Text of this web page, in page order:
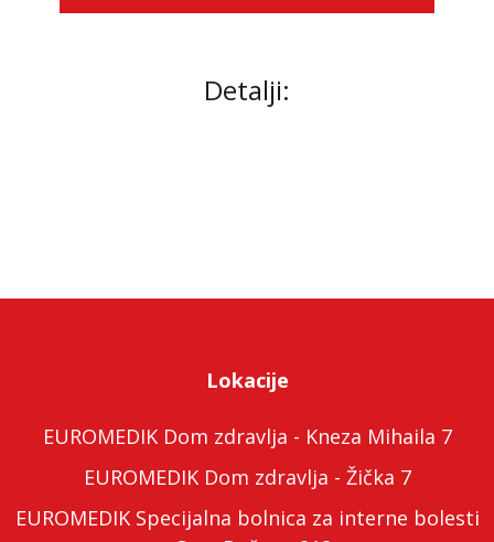
Detalji:
Lokacije
EUROMEDIK Dom zdravlja - Kneza Mihaila 7
EUROMEDIK Dom zdravlja - Žička 7
EUROMEDIK Specijalna bolnica za interne bolesti